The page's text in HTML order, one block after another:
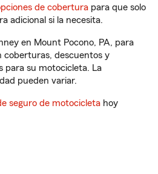
de cobertura para que solo
adicional si la necesita.
en Mount Pocono, PA, para
coberturas, descuentos y
para su motocicleta. La
pueden variar.
seguro de motocicleta hoy